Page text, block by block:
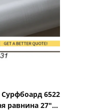
6522
равнина 27"